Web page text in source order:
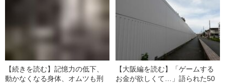
【続きを読む】記憶力の低下、
動かなくなる身体、オムツも刑
【大阪編を読む】「ゲームする
お金が欲しくて…」語られた50